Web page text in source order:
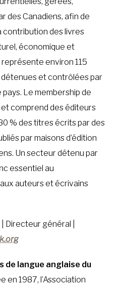
des Canadiens, afin de
des livres
économique et
représente environ 115
détenues et contrôlées par
Le membership de
comprend des éditeurs
% des titres écrits par des
par maisons d’édition
Un secteur détenu par
essentiel au
auteurs et écrivains
Directeur général |
de langue anglaise du
en 1987, l’Association